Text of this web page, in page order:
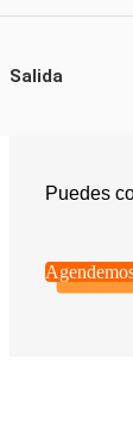
Salida
Puedes